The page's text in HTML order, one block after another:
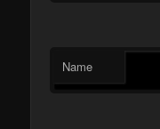
Name